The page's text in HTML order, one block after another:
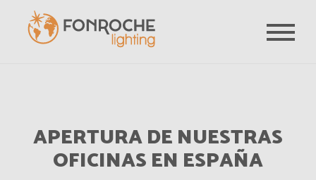
Pasar al contenido principal
APERTURA DE NUESTRAS
OFICINAS EN ESPAÑA